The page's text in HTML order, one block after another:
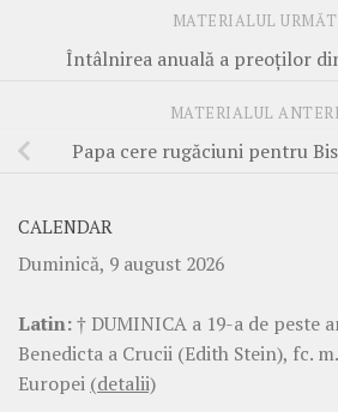
MATERIALUL
Întâlnirea anuală a preoţilor
MATERIALUL
Papa cere rugăciuni pentru
CALENDAR
Duminică, 9 august 2026
Latin:† DUMINICA a 19-a de peste
Benedicta a Crucii (Edith Stein), fc.
Europei (detalii)